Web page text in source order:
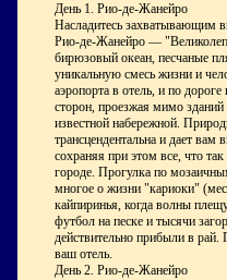
День 1. Рио-де-Жанейро
Насладитесь захватывающим
Рио-де-Жанейро —
бирюзовый океан, песчаные
уникальную смесь жизни и
аэропорта в отель, и по
сторон, проезжая мимо
известной набережной.
трансцендентальна и дает вам
сохраняя при этом все, что
городе. Прогулка по
многое о жизни "кариоки"
кайпиринья, когда волны
футбол на песке и тысячи
действительно прибыли в рай.
ваш отель.
День 2. Рио-де-Жанейро